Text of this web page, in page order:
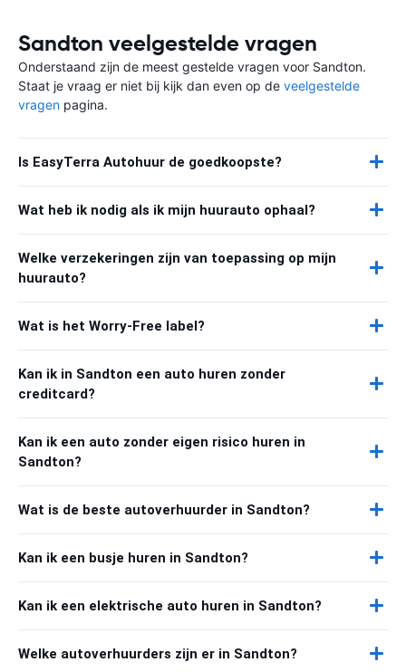
Sandton veelgestelde vragen
Onderstaand zijn de meest gestelde vragen voor Sandton.
Staat je vraag er niet bij kijk dan even op de veelgestelde
vragen pagina.
Is EasyTerra Autohuur de goedkoopste?
Wat heb ik nodig als ik mijn huurauto ophaal?
Welke verzekeringen zijn van toepassing op mijn
huurauto?
Wat is het Worry-Free label?
Kan ik in Sandton een auto huren zonder
creditcard?
Kan ik een auto zonder eigen risico huren in
Sandton?
Wat is de beste autoverhuurder in Sandton?
Kan ik een busje huren in Sandton?
Kan ik een elektrische auto huren in Sandton?
Welke autoverhuurders zijn er in Sandton?